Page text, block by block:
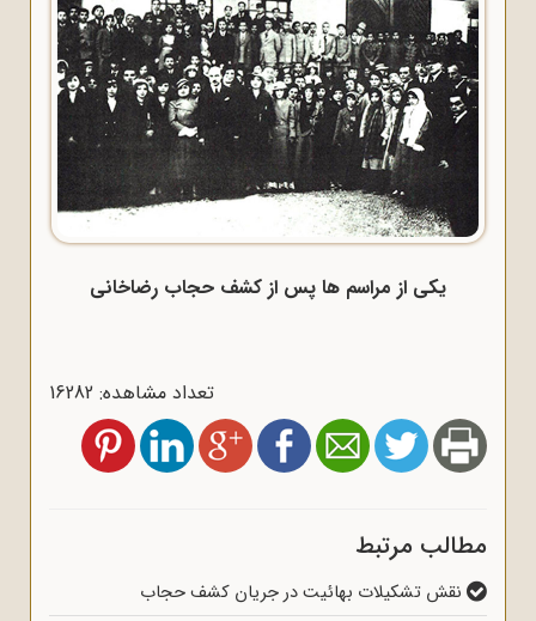
یکی از مراسم ها پس از کشف حجاب رضاخانی
تعداد مشاهده: 16282
مطالب مرتبط
نقش تشکیلات بهائیت در جریان کشف حجاب